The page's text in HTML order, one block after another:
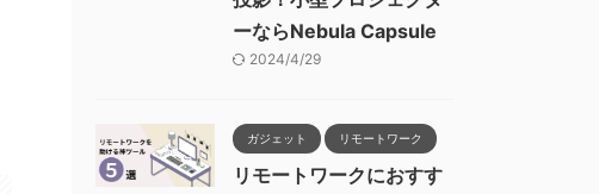
ーならNebula Capsule
2024/4/29
ガジェット リモートワーク
リモートワークにおすす